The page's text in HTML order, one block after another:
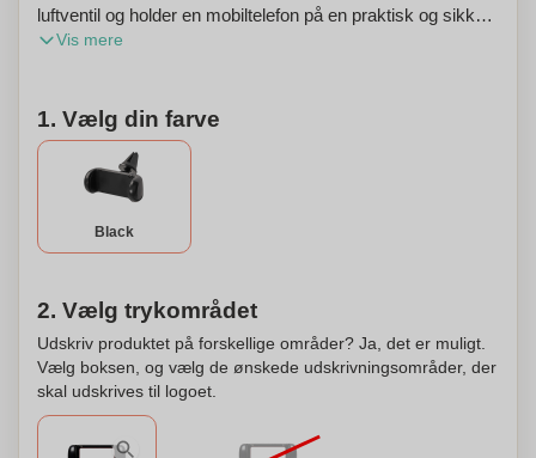
luftventil og holder en mobiltelefon på en praktisk og sikker
position. Kompatibel med alle telefoner. Den har 360-
Vis mere
1. Vælg din farve
Black
2. Vælg trykområdet
Udskriv produktet på forskellige områder? Ja, det er muligt.
Vælg boksen, og vælg de ønskede udskrivningsområder, der
skal udskrives til logoet.